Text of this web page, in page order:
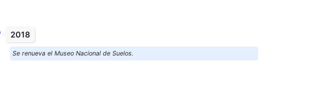
2018
Se renueva el Museo Nacional de Suelos.